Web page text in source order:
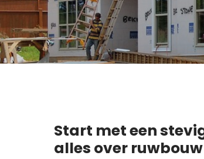
Start met een
alles over